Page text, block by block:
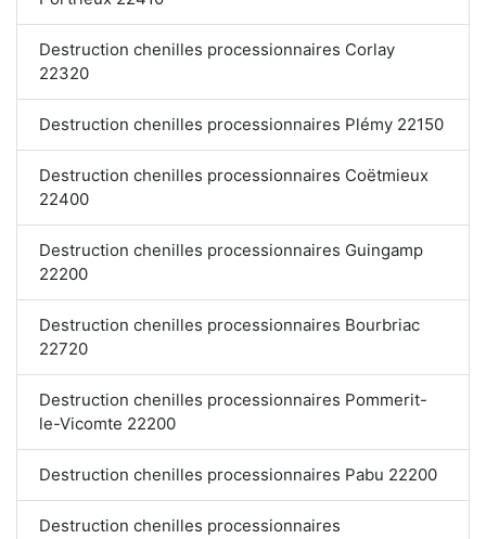
Destruction chenilles processionnaires Corlay
22320
Destruction chenilles processionnaires Plémy 22150
Destruction chenilles processionnaires Coëtmieux
22400
Destruction chenilles processionnaires Guingamp
22200
Destruction chenilles processionnaires Bourbriac
22720
Destruction chenilles processionnaires Pommerit-
le-Vicomte 22200
Destruction chenilles processionnaires Pabu 22200
Destruction chenilles processionnaires